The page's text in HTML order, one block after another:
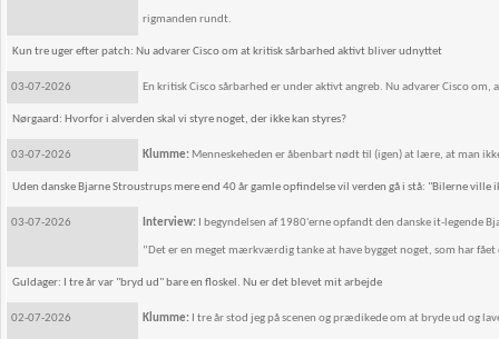
rigmanden rundt.
Kun tre uger efter patch: Nu advarer Cisco om at kritisk sårbarhed aktivt bliver udnyttet
03-07-2026 En kritisk Cisco sårbarhed er under aktivt angreb. Nu advarer Cisco om,
Nørgaard: Hvorfor i alverden skal vi styre noget, der ikke kan styres?
03-07-2026 Klumme: Menneskeheden er åbenbart nødt til (igen) at lære, at man
Uden danske Bjarne Stroustrups mere end 40 år gamle opfindelse vil verden gå i stå: "Bilerne
03-07-2026 Interview: I begyndelsen af 1980'erne opfandt den danske it-legende
”Det er en meget mærkværdig tanke at have bygget noget, som har
Guldager: I tre år var "bryd ud" bare en floskel. Nu er det blevet mit arbejde
02-07-2026 Klumme: I tre år stod jeg på scenen og prædikede om at bryde ud og